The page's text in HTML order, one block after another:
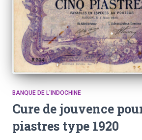
BANQUE DE L'INDOCHINE
Cure de jouvence
piastres type 1920